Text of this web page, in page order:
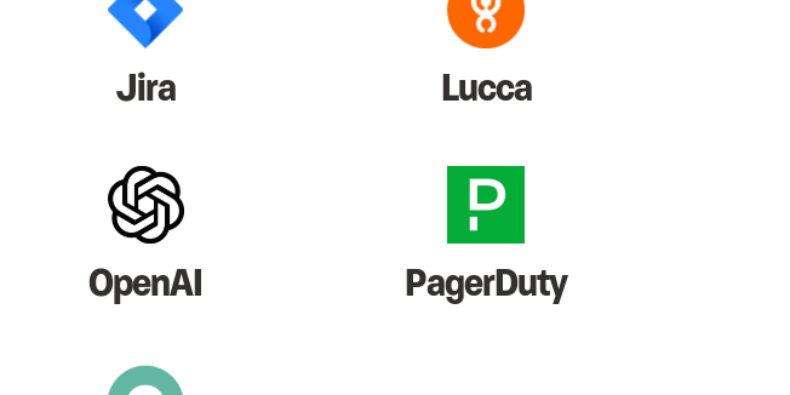
Jira Lucca
OpenAI PagerDuty